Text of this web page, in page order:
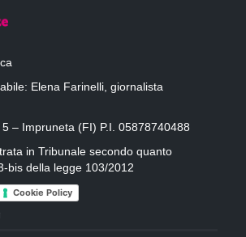
Elena Farinelli, giornalista
– Impruneta (FI) P.I. 05878740488
in Tribunale secondo quanto
bis della legge 103/2012
Cookie Policy